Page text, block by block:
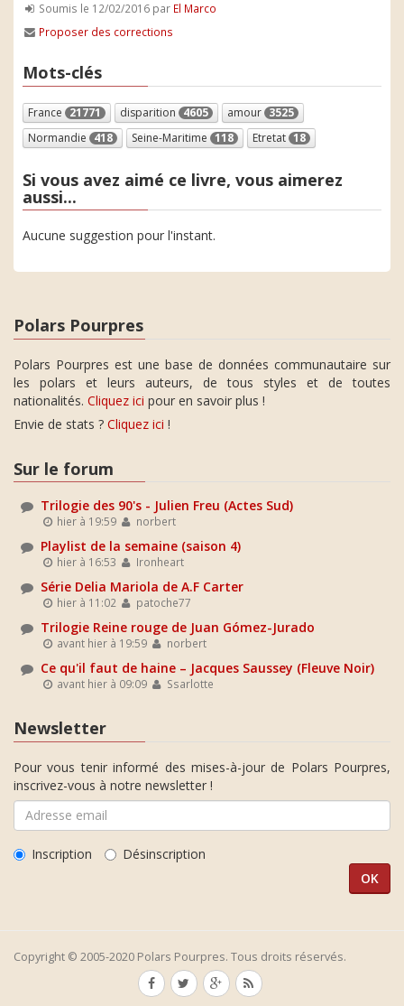
Soumis le 12/02/2016 par El Marco
Proposer des corrections
Mots-clés
France 21771 disparition 4605 amour 3525
Normandie 418 Seine-Maritime 118 Etretat 18
Si vous avez aimé ce livre, vous aimerez
aussi...
Aucune suggestion pour l'instant.
Polars Pourpres
Polars Pourpres est une base de données communautaire sur
les polars et leurs auteurs, de tous styles et de toutes
nationalités. Cliquez ici pour en savoir plus !
Envie de stats ? Cliquez ici !
Sur le forum
Trilogie des 90's - Julien Freu (Actes Sud)
hier à 19:59 norbert
Playlist de la semaine (saison 4)
hier à 16:53 Ironheart
Série Delia Mariola de A.F Carter
hier à 11:02 patoche77
Trilogie Reine rouge de Juan Gómez-Jurado
avant hier à 19:59 norbert
Ce qu'il faut de haine – Jacques Saussey (Fleuve Noir)
avant hier à 09:09 Ssarlotte
Newsletter
Pour vous tenir informé des mises-à-jour de Polars Pourpres,
inscrivez-vous à notre newsletter !
Inscription Désinscription
Copyright © 2005-2020 Polars Pourpres. Tous droits réservés.